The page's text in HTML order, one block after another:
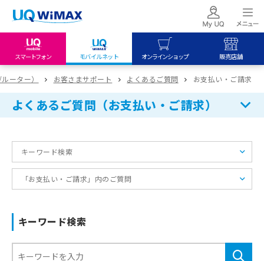
スマートフォン モバイルネット オンラインショップ 販売店舗
my UQ WiMAX
UQ WiMAX ご契約の方
My UQ mobile
UQ mobile
データチャージサイト
UQ mobile
オンラインショップ
UQ WiMAX
UQ mobile
販売店舗
UQ WiMAX
ーター） お客さまサポート よくあるご質問 お支払い・ご請求
よくあるご質問（お支払い・ご請求）
キーワード検索
「お支払い・ご請求」内のご質問
キーワード検索